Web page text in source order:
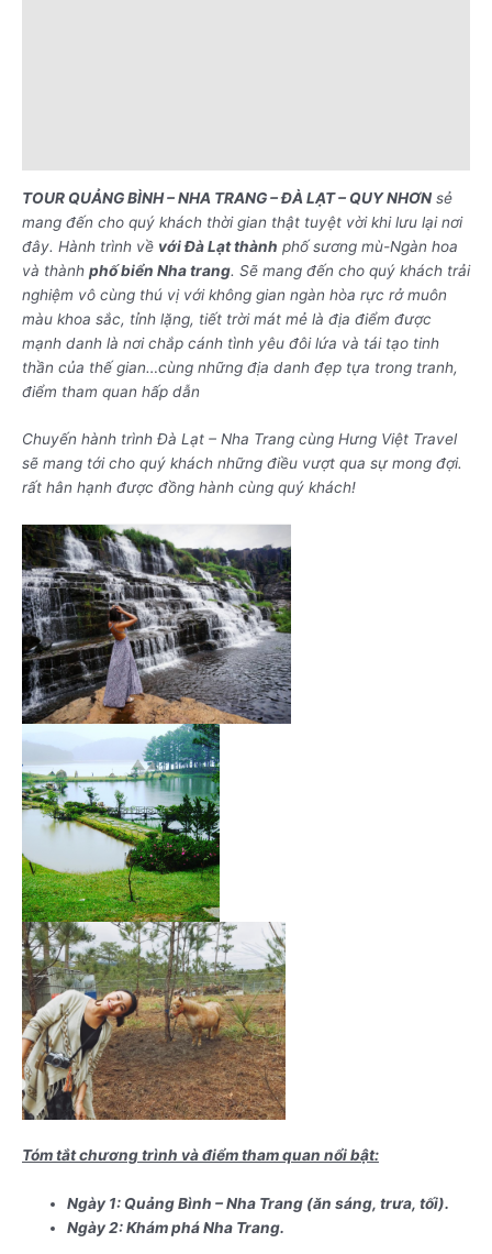
TOUR QUẢNG BÌNH – NHA TRANG – ĐÀ LẠT – QUY NHƠN sẻ
mang đến cho quý khách thời gian thật tuyệt vời khi lưu lại nơi
đây. Hành trình về với Đà Lạt thành phố sương mù-Ngàn hoa
và thành phố biển Nha trang. Sẽ mang đến cho quý khách trải
nghiệm vô cùng thú vị với không gian ngàn hòa rực rở muôn
màu khoa sắc, tỉnh lặng, tiết trời mát mẻ là địa điểm được
mạnh danh là nơi chắp cánh tình yêu đôi lứa và tái tạo tinh
thần của thế gian…cùng những địa danh đẹp tựa trong tranh,
điểm tham quan hấp dẫn
Chuyến hành trình Đà Lạt – Nha Trang cùng Hưng Việt Travel
sẽ mang tới cho quý khách những điều vượt qua sự mong đợi.
rất hân hạnh được đồng hành cùng quý khách!
Tóm tắt chương trình và điểm tham quan nổi bật:
Ngày 1: Quảng Bình – Nha Trang (ăn sáng, trưa, tối).
Ngày 2: Khám phá Nha Trang.